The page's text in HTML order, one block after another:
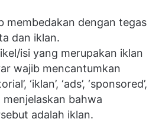
membedakan dengan tegas
dan iklan.
isi yang merupakan iklan
wajib mencantumkan
‘iklan’, ‘ads’, ‘sponsored’,
bahwa
adalah iklan.